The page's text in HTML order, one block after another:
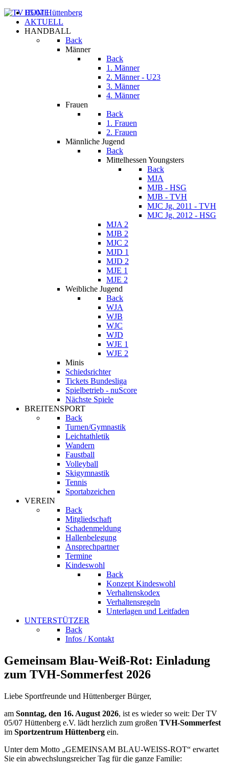
HOME
AKTUELL
HANDBALL
Back
Männer
Back
1. Männer
2. Männer - U23
3. Männer
4. Männer
Frauen
Back
1. Frauen
2. Frauen
Männliche Jugend
Back
Mittelhessen Youngsters
Back
MJA
MJB - HSG
MJB - TVH
MJC Jg. 2011 - TVH
MJC Jg. 2012 - HSG
MJA 2
MJB 2
MJC 2
MJD 1
MJD 2
MJE 1
MJE 2
Weibliche Jugend
Back
WJA
WJB
WJC
WJD
WJE 1
WJE 2
Minis
Schiedsrichter
Tickets Bundesliga
Spielbetrieb - nuScore
Nächste Spiele
BREITENSPORT
Back
Turnen/Gymnastik
Leichtathletik
Wandern
Faustball
Volleyball
Skigymnastik
Tennis
Sportabzeichen
VEREIN
Back
Mitgliedschaft
Schadenmeldung
Hallenbelegung
Ansprechpartner
Termine
Kindeswohl
Back
Konzept Kindeswohl
Verhaltenskodex
Verhaltensregeln
Unterlagen und Leitfaden
UNTERSTÜTZER
Back
Infos / Kontakt
Gemeinsam Blau-Weiß-Rot: Einladung
zum TVH-Sommerfest 2026
Liebe Sportfreunde und Hüttenberger Bürger,
am Sonntag, den 16. August 2026, ist es wieder so weit: Der TV
05/07 Hüttenberg e.V. lädt herzlich zum großen TVH-Sommerfest
im Sportzentrum Hüttenberg ein.
Unter dem Motto „GEMEINSAM BLAU-WEISS-ROT“ erwartet
Sie ein abwechslungsreicher Tag für die ganze Familie: